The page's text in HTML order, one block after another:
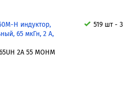
H индуктор,
65 мкГн, 2 А,
2A 55 MOHM
519 шт -